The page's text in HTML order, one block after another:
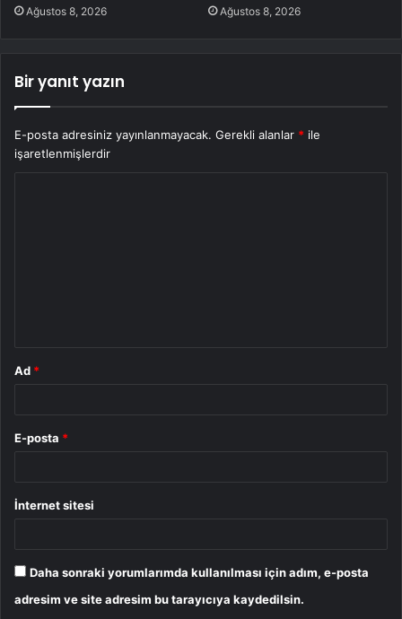
Ağustos 8, 2026 Ağustos 8, 2026
Bir yanıt yazın
E-posta adresiniz yayınlanmayacak. Gerekli alanlar * ile
işaretlenmişlerdir
Ad *
E-posta *
İnternet sitesi
Daha sonraki yorumlarımda kullanılması için adım, e-posta
adresim ve site adresim bu tarayıcıya kaydedilsin.